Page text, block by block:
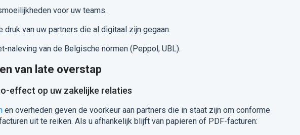
voor uw teams.
druk van uw partners die al digitaal zijn gegaan.
naleving van de Belgische normen (Peppol, UBL).
van late overstap
effect op uw zakelijke relaties
en overheden geven de voorkeur aan partners die in staat zijn om conforme
uit te reiken. Als u afhankelijk blijft van papieren of PDF-facturen: